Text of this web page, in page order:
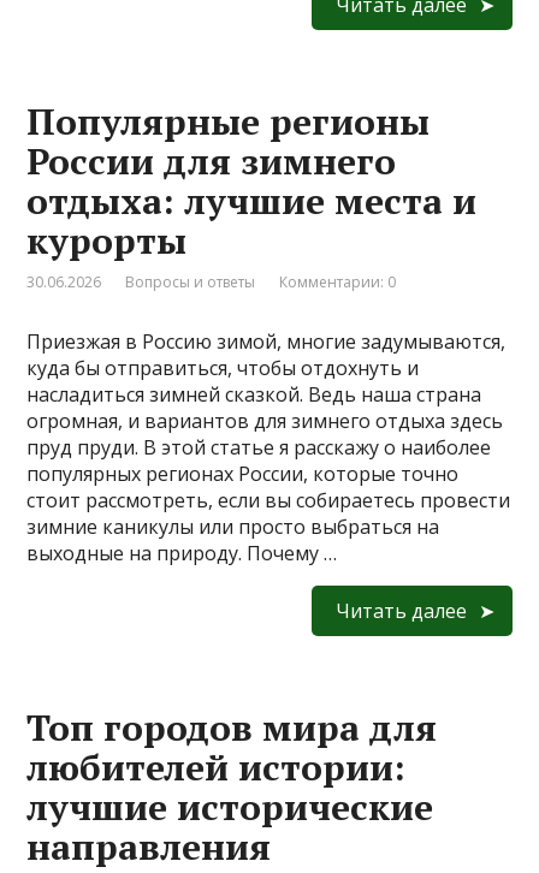
Популярные регионы
России для зимнего
отдыха: лучшие места и
курорты
30.06.2026 Вопросы и ответы Комментарии: 0
Приезжая в Россию зимой, многие задумываются,
куда бы отправиться, чтобы отдохнуть и
насладиться зимней сказкой. Ведь наша страна
огромная, и вариантов для зимнего отдыха здесь
пруд пруди. В этой статье я расскажу о наиболее
популярных регионах России, которые точно
стоит рассмотреть, если вы собираетесь провести
зимние каникулы или просто выбраться на
выходные на природу. Почему …
Читать далее
Топ городов мира для
любителей истории:
лучшие исторические
направления